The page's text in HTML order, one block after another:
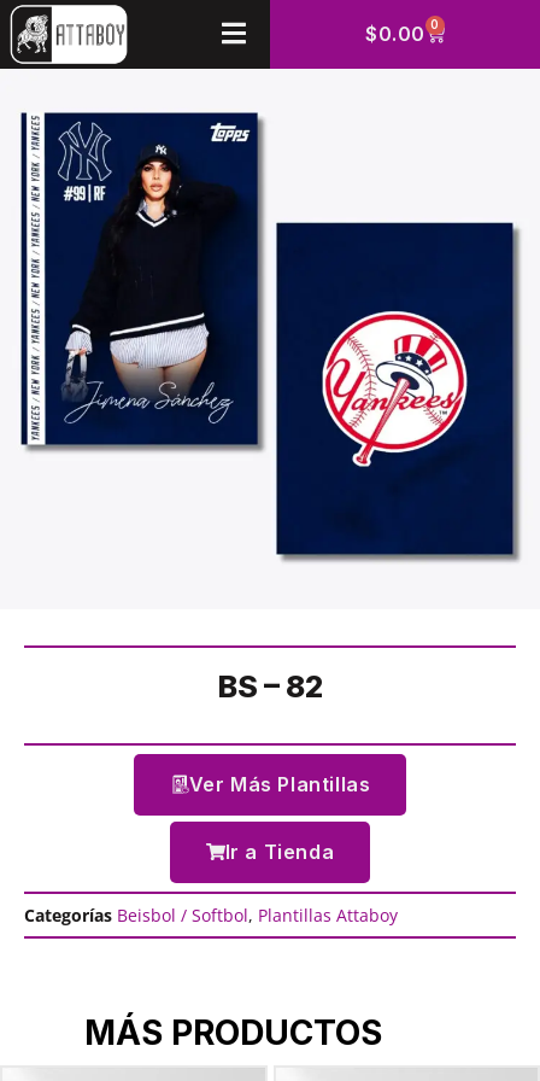
$0.00 0
BS – 82
Ver Más Plantillas
Ir a Tienda
Categorías Beisbol / Softbol, Plantillas Attaboy
MÁS PRODUCTOS